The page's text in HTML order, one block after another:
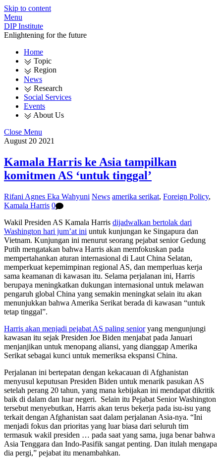
Skip to content
Menu
DIP Institute
Enlightening for the future
Home
Topic
Region
News
Research
Social Services
Events
About Us
Close Menu
August 20 2021
Kamala Harris ke Asia tampilkan
komitmen AS ‘untuk tinggal’
Rifani Agnes Eka Wahyuni News amerika serikat, Foreign Policy,
Kamala Harris 0
Wakil Presiden AS Kamala Harris dijadwalkan bertolak dari
Washington hari jum’at ini untuk kunjungan ke Singapura dan
Vietnam. Kunjungan ini menurut seorang pejabat senior Gedung
Putih mengatakan bahwa Harris akan memfokuskan pada
mempertahankan aturan internasional di Laut China Selatan,
memperkuat kepemimpinan regional AS, dan memperluas kerja
sama keamanan di kawasan itu. Selama perjalanan ini, Harris
berupaya meningkatkan dukungan internasional untuk melawan
pengaruh global China yang semakin meningkat selain itu akan
menunjukkan bahwa Amerika Serikat berada di kawasan “untuk
tetap tinggal”.
Harris akan menjadi pejabat AS paling senioryang mengunjungi
kawasan itu sejak Presiden Joe Biden menjabat pada Januari
menjanjikan untuk menopang aliansi, yang dianggap Amerika
Serikat sebagai kunci untuk memeriksa ekspansi China.
Perjalanan ini bertepatan dengan kekacauan di Afghanistan
menyusul keputusan Presiden Biden untuk menarik pasukan AS
setelah perang 20 tahun, yang mana kebijakan ini mendapat dikritik
baik di dalam dan luar negeri. Selain itu Pejabat Senior Washington
tersebut menyebutkan, Harris akan terus bekerja pada isu-isu yang
terkait dengan Afghanistan saat dalam perjalanan Asia-nya. “Ini
menjadi fokus dan prioritas yang luar biasa dari seluruh tim
termasuk wakil presiden … pada saat yang sama, juga benar bahwa
Asia Tenggara dan Indo-Pasifik sangat penting. Dan itulah mengapa
dia pergi,” pejabat itu menambahkan.